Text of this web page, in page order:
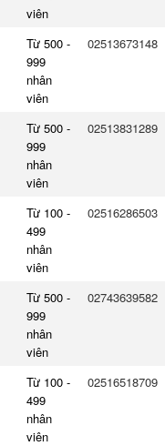
viên
Từ 500 -
999
nhân
viên
02513673148
Từ 500 -
999
nhân
viên
02513831289
Từ 100 -
499
nhân
viên
02516286503
Từ 500 -
999
nhân
viên
02743639582
Từ 100 -
499
nhân
viên
02516518709